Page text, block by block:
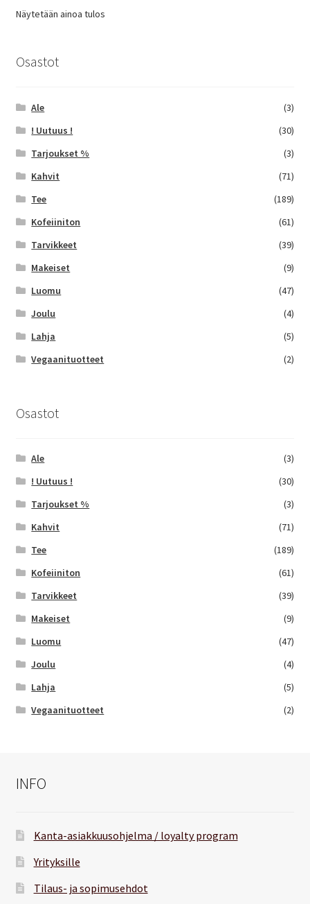
Näytetään ainoa tulos
Osastot
Ale
(3)
! Uutuus !
(30)
Tarjoukset %
(3)
Kahvit
(71)
Tee
(189)
Kofeiiniton
(61)
Tarvikkeet
(39)
Makeiset
(9)
Luomu
(47)
Joulu
(4)
Lahja
(5)
Vegaanituotteet
(2)
Osastot
Ale
(3)
! Uutuus !
(30)
Tarjoukset %
(3)
Kahvit
(71)
Tee
(189)
Kofeiiniton
(61)
Tarvikkeet
(39)
Makeiset
(9)
Luomu
(47)
Joulu
(4)
Lahja
(5)
Vegaanituotteet
(2)
INFO
Kanta-asiakkuusohjelma / loyalty program
Yrityksille
Tilaus- ja sopimusehdot